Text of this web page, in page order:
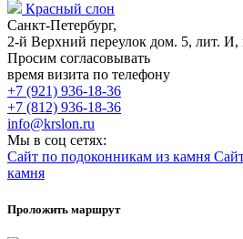
Красный слон
Санкт-Петербург,
2-й Верхний переулок дом. 5, лит. И,
Просим согласовывать
время визита по телефону
+7 (921) 936-18-36
+7 (812) 936-18-36
info@krslon.ru
Мы в соц сетях:
Сайт по подоконникам из камня
камня
Проложить маршрут